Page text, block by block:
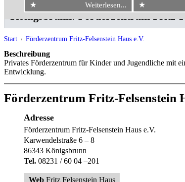
★ Weiterlesen... ★
Königsbrunn: Förderzentrum Fritz-
Start › Förderzentrum Fritz-Felsenstein Haus e.V.
Beschreibung
Privates Förderzentrum für Kinder und Jugendliche mit
Entwicklung.
Förderzentrum Fritz-Felsenstein
Adresse
Förderzentrum Fritz-Felsenstein Haus e.V.
Karwendelstraße 6 – 8
86343 Königsbrunn
Tel. 08231 / 60 04 –201
Web Fritz Felsenstein Haus